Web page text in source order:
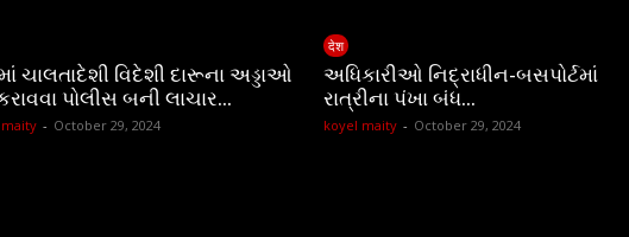
ચાલતાદેશી વિદેશી દારૂના અડ્ડાઓ
પોલીસ બની લાચાર…
- October 29, 2024
देश
અધિકારીઓ નિદ્રાધીન-બસપોર્ટમાં
રાત્રીના પંખા બંધ…
koyel maity - October 29, 2024